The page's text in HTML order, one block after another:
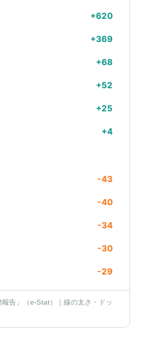
+620
+369
+68
+52
+25
+4
-43
-40
-34
-30
-29
告」（e-Stat）｜線の太さ・ドッ